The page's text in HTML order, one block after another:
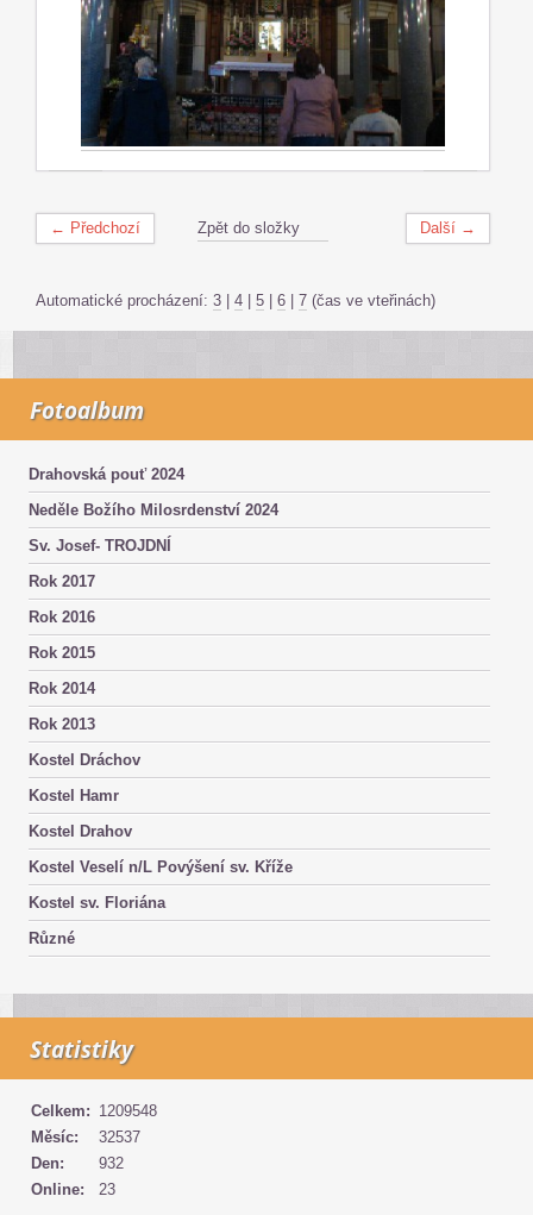
← Předchozí Další →
Zpět do složky
Automatické procházení: 3 4 5 6 7 (čas ve vteřinách)
Fotoalbum
Drahovská pouť 2024
Neděle Božího Milosrdenství 2024
Sv. Josef- TROJDNÍ
Rok 2017
Rok 2016
Rok 2015
Rok 2014
Rok 2013
Kostel Dráchov
Kostel Hamr
Kostel Drahov
Kostel Veselí n/L Povýšení sv. Kříže
Kostel sv. Floriána
Různé
Statistiky
Online: 23
Celkem: 1209548
Měsíc:
32537
Den:
932